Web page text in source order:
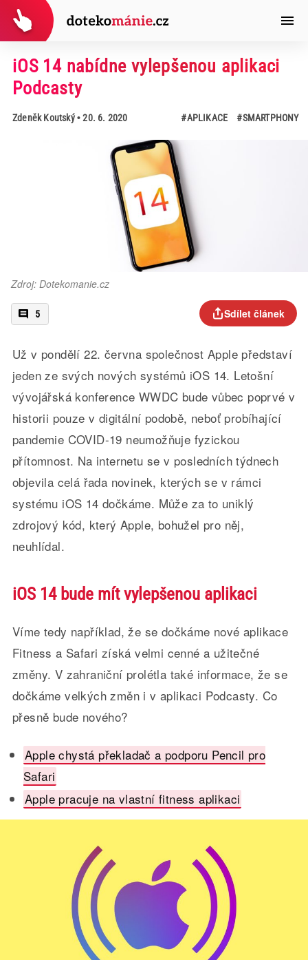
iOS 14 nabídne vylepšenou aplikaci
Podcasty
Zdeněk Koutský• 20. 6. 2020 #APLIKACE #SMARTPHONY
Zdroj: Dotekomanie.cz
5 Sdílet článek
Už v pondělí 22. června společnost Apple představí
jeden ze svých nových systémů iOS 14. Letošní
vývojářská konference WWDC bude vůbec poprvé v
historii pouze v digitální podobě, neboť probíhající
pandemie COVID-19 neumožňuje fyzickou
přítomnost. Na internetu se v posledních týdnech
objevila celá řada novinek, kterých se v rámci
systému iOS 14 dočkáme. Může za to uniklý
zdrojový kód, který Apple, bohužel pro něj,
neuhlídal.
iOS 14 bude mít vylepšenou aplikaci
Víme tedy například, že se dočkáme nové aplikace
Fitness a Safari získá velmi cenné a užitečné
změny. V zahraniční prolétla také informace, že se
dočkáme velkých změn i v aplikaci Podcasty. Co
přesně bude nového?
Apple chystá překladač a podporu Pencil pro
Safari
Apple pracuje na vlastní fitness aplikaci